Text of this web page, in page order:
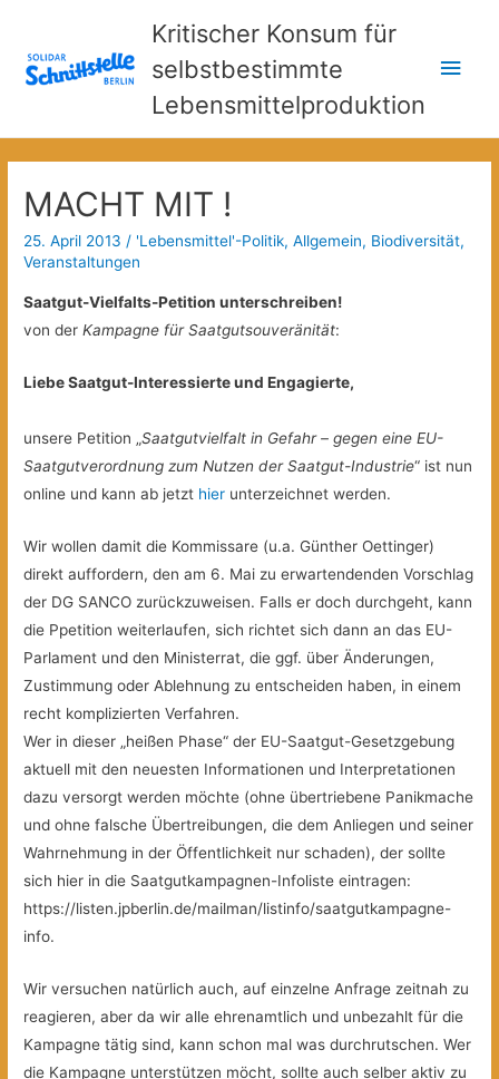
Kritischer Konsum für
selbstbestimmte
Lebensmittelproduktion
MACHT MIT !
25. April 2013 / 'Lebensmittel'-Politik,Allgemein, Biodiversität,
Veranstaltungen
Saatgut-Vielfalts-Petition unterschreiben!
von derKampagne für Saatgutsouveränität:
Liebe Saatgut-Interessierte und Engagierte,
unsere Petition „Saatgutvielfalt in Gefahr – gegen eine EU-
Saatgutverordnung zum Nutzen der Saatgut-Industrie“ ist nun
online und kann ab jetzt hier unterzeichnet werden.
Wir wollen damit die Kommissare (u.a. Günther Oettinger)
direkt auffordern, den am 6. Mai zu erwartendenden Vorschlag
der DG SANCO zurückzuweisen. Falls er doch durchgeht, kann
die Ppetition weiterlaufen, sich richtet sich dann an das EU-
Parlament und den Ministerrat, die ggf. über Änderungen,
Zustimmung oder Ablehnung zu entscheiden haben, in einem
recht komplizierten Verfahren.
Wer in dieser „heißen Phase“ der EU-Saatgut-Gesetzgebung
aktuell mit den neuesten Informationen und Interpretationen
dazu versorgt werden möchte (ohne übertriebene Panikmache
und ohne falsche Übertreibungen, die dem Anliegen und seiner
Wahrnehmung in der Öffentlichkeit nur schaden), der sollte
sich hier in die Saatgutkampagnen-Infoliste eintragen:
https://listen.jpberlin.de/mailman/listinfo/saatgutkampagne-
info.
Wir versuchen natürlich auch, auf einzelne Anfrage zeitnah zu
reagieren, aber da wir alle ehrenamtlich und unbezahlt für die
Kampagne tätig sind, kann schon mal was durchrutschen. Wer
die Kampagne unterstützen möcht, sollte auch selber aktiv zu